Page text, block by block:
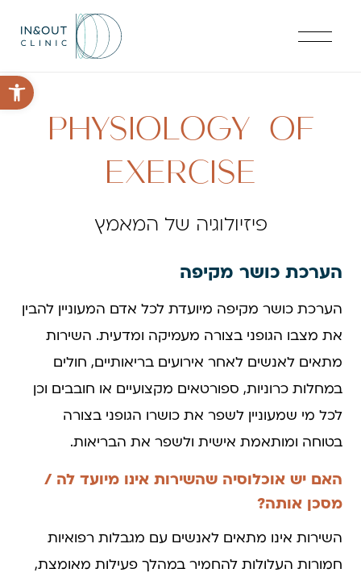
פתח
PHYSIOLOGY OF
EXERCISE
פיזיולוגיה של המאמץ
הערכת כושר מקיפה
הערכת כושר מקיפה מיועדת לכל אדם המעוניין להבין
את מצבו הגופני בצורה מעמיקה ומדעית. השירות
מתאים לאנשים לאחר אירועים בריאותיים, חולים
במחלות כרוניות, ספורטאים מקצועיים או חובבים וכן
לכל מי שמעוניין לשפר את כושרו הגופני בצורה
בטוחה ומותאמת אישית ולשפר את הבריאות.
האם יש אוכלוסיה שהשירות אינו מיועד לה /
מסכן אותה?
השירות אינו מתאים לאנשים עם מגבלות רפואיות
חמורות העלולות להחמיר במהלך פעילות מאומצת,